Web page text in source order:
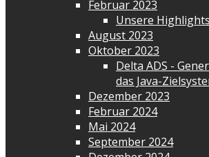
Februar 2023
Unsere
August 2023
Oktober 2023
Delta ADS -
das Java-
Dezember 2023
Februar 2024
Mai 2024
September 2024